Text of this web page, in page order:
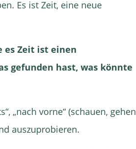
Es ist Zeit, eine neue
es Zeit ist einen
gefunden hast, was könnte
„nach vorne“ (schauen, gehen
auszuprobieren.